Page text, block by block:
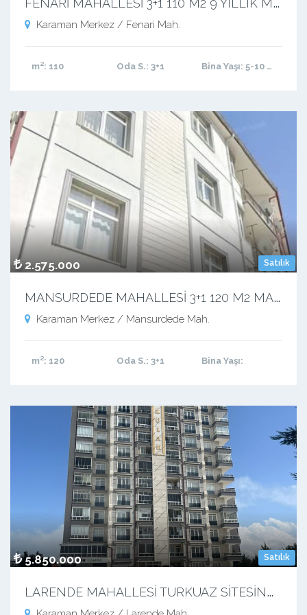
Karaman Merkez / Fenari Mah.
m²: 110 Oda S.: 3+1 Bina Yaşı: 5-10 arası
Satılık
2.575.000
M
ANSURDEDE MAHALLESİ 3+1 120 M2 MASRAFSIZ KUPON DAİRE
Karaman Merkez / Mansurdede Mah.
m²: 120 Oda S.: 3+1 Bina Yaşı:
Satılık
5.850.000
L
ARENDE MAHALLESİ TURKUAZ SİTESİNDE 3+1 170 M2 ARAKAT KUPON DAİRE